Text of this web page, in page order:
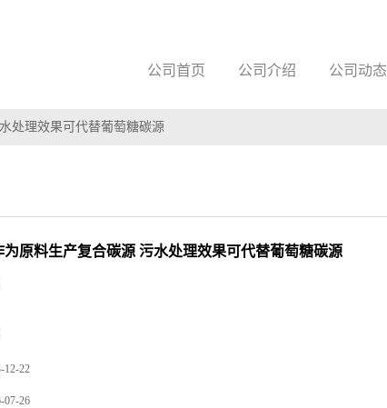
公司首页 公司介绍 公司动态
处理效果可代替葡萄糖碳源
为原料生产复合碳源 污水处理效果可代替葡萄糖碳源
12-22
07-26